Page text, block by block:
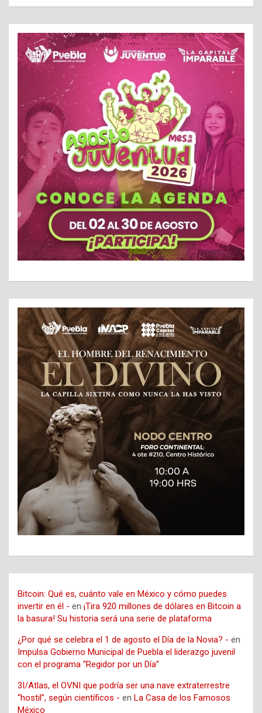
Bitcoin: Qué es, cuánto vale en México y cómo puedes
invertir en él - en ¡Tira 920 millones de dólares en Bitcoin a
la basura! Su historia será una serie de plataforma
¿Por qué se celebra el 1 de agosto el Día de la Novia? - en
Impulsa Gobierno Municipal de Puebla el liderazgo juvenil
con el programa “Regidor por un Día”
3I/Atlas, el OVNI que podría ser una nave extraterrestre
“hostil”, según científicos - en La Casa de los Famosos
México